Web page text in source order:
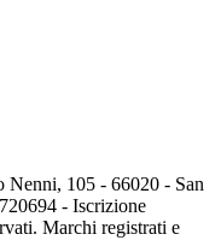
105 - 66020 - San
- Iscrizione
Marchi registrati e